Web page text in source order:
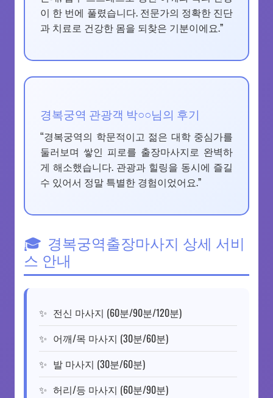
이 한 번에 풀렸습니다. 전문가의 정확한 진단
과 치료로 건강한 몸을 되찾은 기분이에요.”
경복궁역 관광객 박○○님의 후기
“경복궁역의 학문적이고 젊은 대학 중심가를
둘러보며 쌓인 피로를 출장마사지로 완벽하
게 해소했습니다. 관광과 힐링을 동시에 즐길
수 있어서 정말 특별한 경험이었어요.”
경복궁역출장마사지 상세 서비
스 안내
전신 마사지 (60분/90분/120분)
어깨/목 마사지 (30분/60분)
발 마사지 (30분/60분)
허리/등 마사지 (60분/90분)